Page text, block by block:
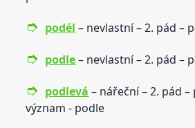
podél – nevlastní – 2. pád –
podle– nevlastní – 2. pád –
podlevá – nářeční – 2. pád
význam - podle